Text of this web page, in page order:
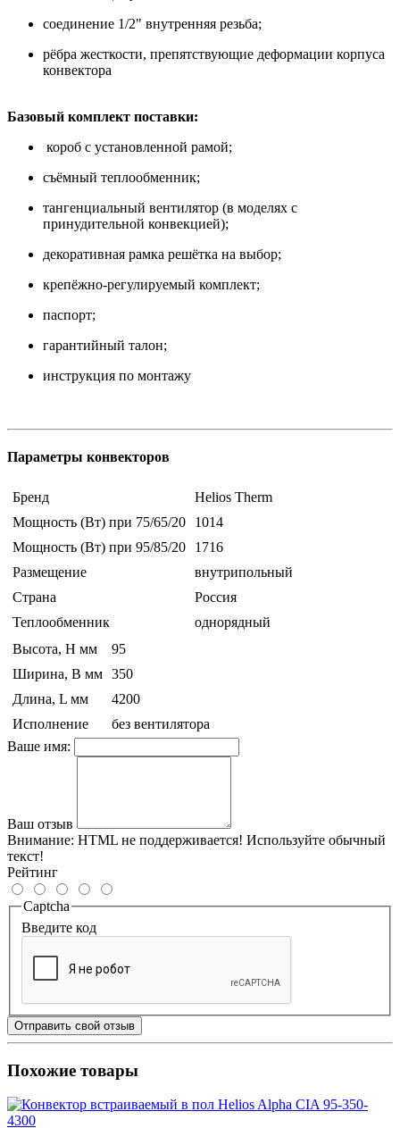
соединение 1/2" внутренняя резьба;
рёбра жесткости, препятствующие деформации корпуса
конвектора
Базовый комплект поставки:
короб с установленной рамой;
съёмный теплообменник;
тангенциальный вентилятор (в моделях с
принудительной конвекцией);
декоративная рамка решётка на выбор;
крепёжно-регулируемый комплект;
паспорт;
гарантийный талон;
инструкция по монтажу
Параметры конвекторов
Бренд
Helios Therm
Мощность (Вт) при 75/65/20
1014
Мощность (Вт) при 95/85/20
1716
Размещение
внутрипольный
Страна
Россия
Теплообменник
однорядный
Высота, H мм
95
Ширина, B мм 350
Длина, L мм
4200
Исполнение
без вентилятора
Ваше имя:
Ваш отзыв
Внимание: HTML не поддерживается! Используйте обычный
текст!
Рейтинг
Captcha
Введите код
Отправить свой отзыв
Похожие товары